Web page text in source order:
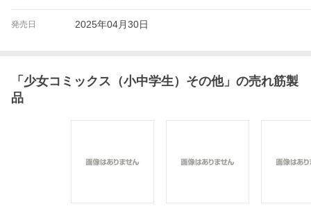
発売日 2025年04月30日
「 少女コミックス（小中学生）その他」の売れ筋製
品